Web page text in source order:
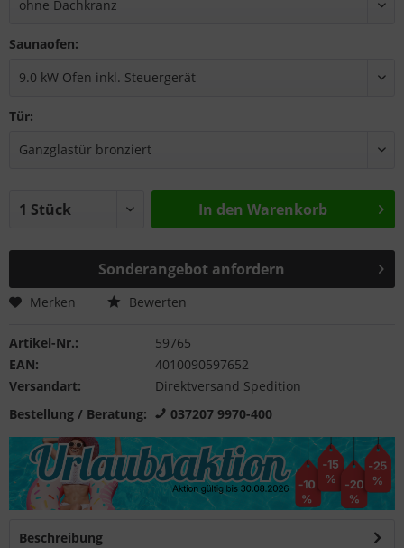
Saunaofen:
Tür:
In den Warenkorb
Sonderangebot anfordern
Merken Bewerten
Artikel-Nr.:
59765
EAN:
4010090597652
Versandart:
Direktversand Spedition
Bestellung / Beratung:
037207 9970-400
Beschreibung